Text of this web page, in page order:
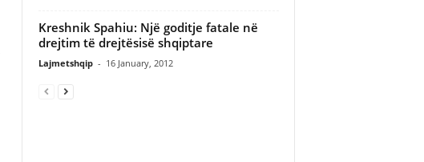
Kreshnik Spahiu: Një goditje fatale në
drejtim të drejtësisë shqiptare
Lajmetshqip - 16 January, 2012